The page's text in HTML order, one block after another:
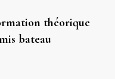
théorique
bateau